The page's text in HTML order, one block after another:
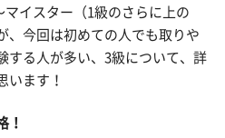
マイスター（1級のさらに上の
、今回は初めての人でも取りや
する人が多い、3級について、詳
います！
！